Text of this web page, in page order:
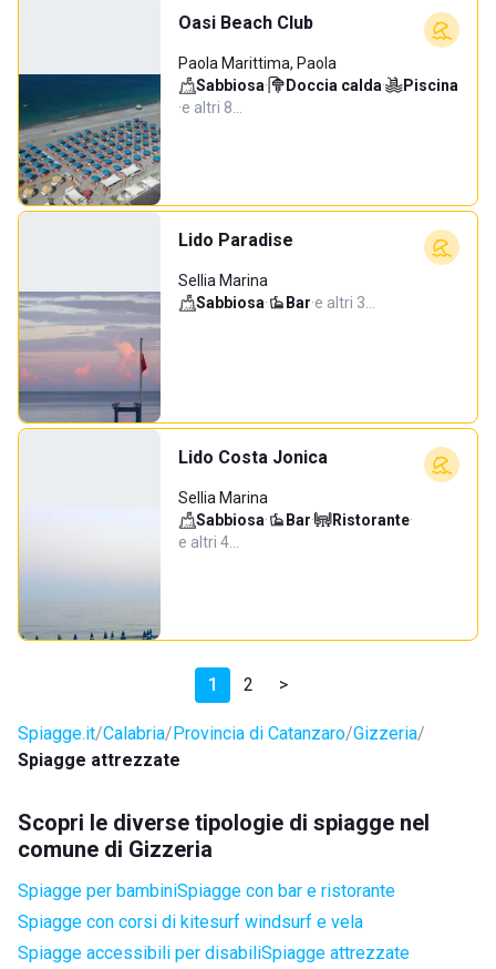
Oasi Beach Club
Paola Marittima, Paola
Sabbiosa· Doccia calda·
Piscina
·e altri 8…
Lido Paradise
Sellia Marina
Sabbiosa· Bar·e altri 3…
Lido Costa Jonica
Sellia Marina
Sabbiosa· Bar· Ristorante·
e altri 4…
1 2 >
Spiagge.it Calabria Provincia di Catanzaro Gizzeria
Spiagge attrezzate
Scopri le diverse tipologie di spiagge nel
comune di Gizzeria
Spiagge per bambiniSpiagge con bar e ristorante
Spiagge con corsi di kitesurf windsurf e vela
Spiagge accessibili per disabiliSpiagge attrezzate